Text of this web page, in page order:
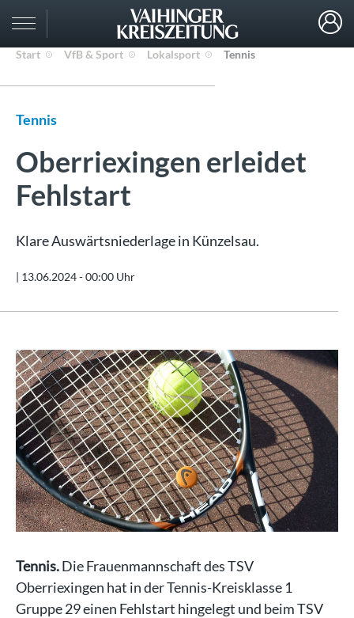
Start VfB & Sport Lokalsport Tennis
Tennis
Oberriexingen erleidet
Fehlstart
Klare Auswärtsniederlage in Künzelsau.
| 13.06.2024 - 00:00 Uhr
Tennis.Die Frauenmannschaft des TSV
Oberriexingen hat in der Tennis-Kreisklasse 1
Gruppe 29 einen Fehlstart hingelegt und beim TSV